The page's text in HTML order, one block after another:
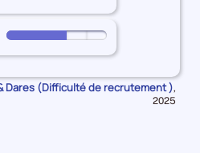
50%
les
Inadéquation
SUD
pour
les
d'embauche
DU-
SUD
pour
les
le
territoire
DU-
Pour
le
territoire
principal
Dares (Difficulté de recrutement ),
2025